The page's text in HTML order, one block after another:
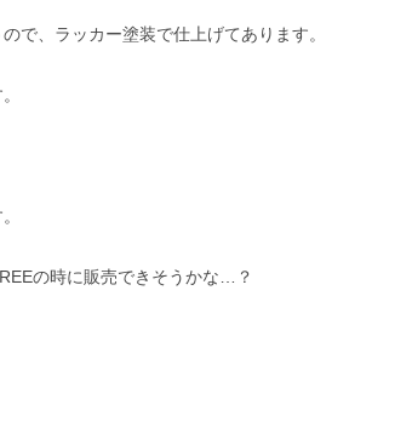
で、ラッカー塗装で仕上げてあります。
の時に販売できそうかな…？